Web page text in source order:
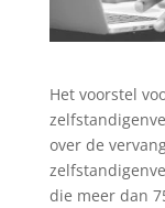
Het voorstel
over de
die meer dan